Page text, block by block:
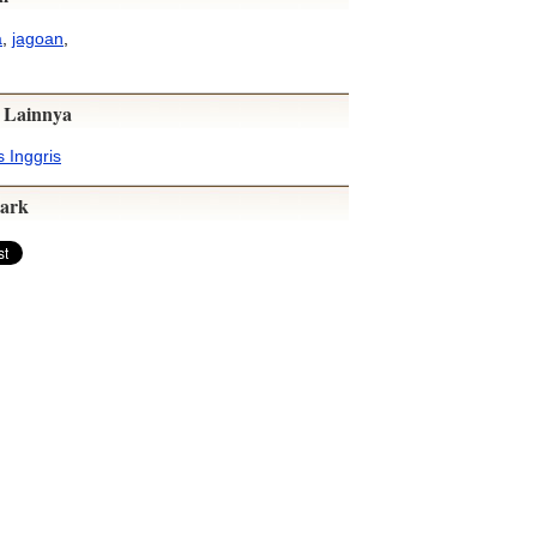
jagoan
Inggris